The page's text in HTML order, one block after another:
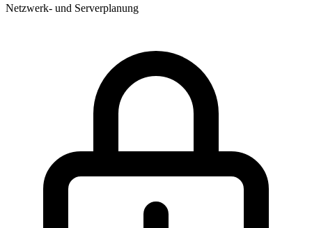
Netzwerk- und Serverplanung